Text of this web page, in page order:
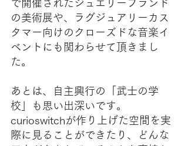
で開催されたジュエリーブランド
の美術展や、ラグジュアリーカス
タマー向けのクローズドな音楽イ
ベントにも関わらせて頂きまし
た。
あとは、自主興行の「武士の学
校」も思い出深いです。
curioswitchが作り上げた空間を実
際に見ることができたり、どんな